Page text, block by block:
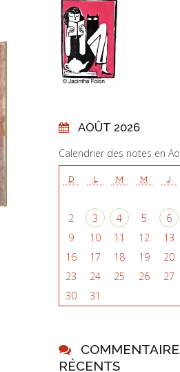
AOÛT 2026
Calendrier des notes en
D L M M J
2
3 4 5 6
9
10 11 12 13
16
17 18 19 20
23
24 25 26 27
30
31
RÉCENTS